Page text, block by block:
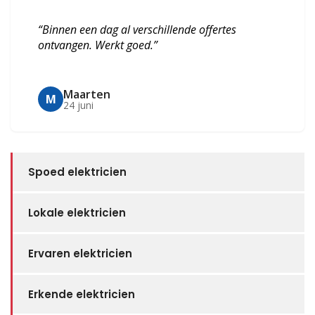
“Binnen een dag al verschillende offertes
ontvangen. Werkt goed.”
M Maarten
24 juni
Spoed elektricien
Lokale elektricien
Ervaren elektricien
Erkende elektricien